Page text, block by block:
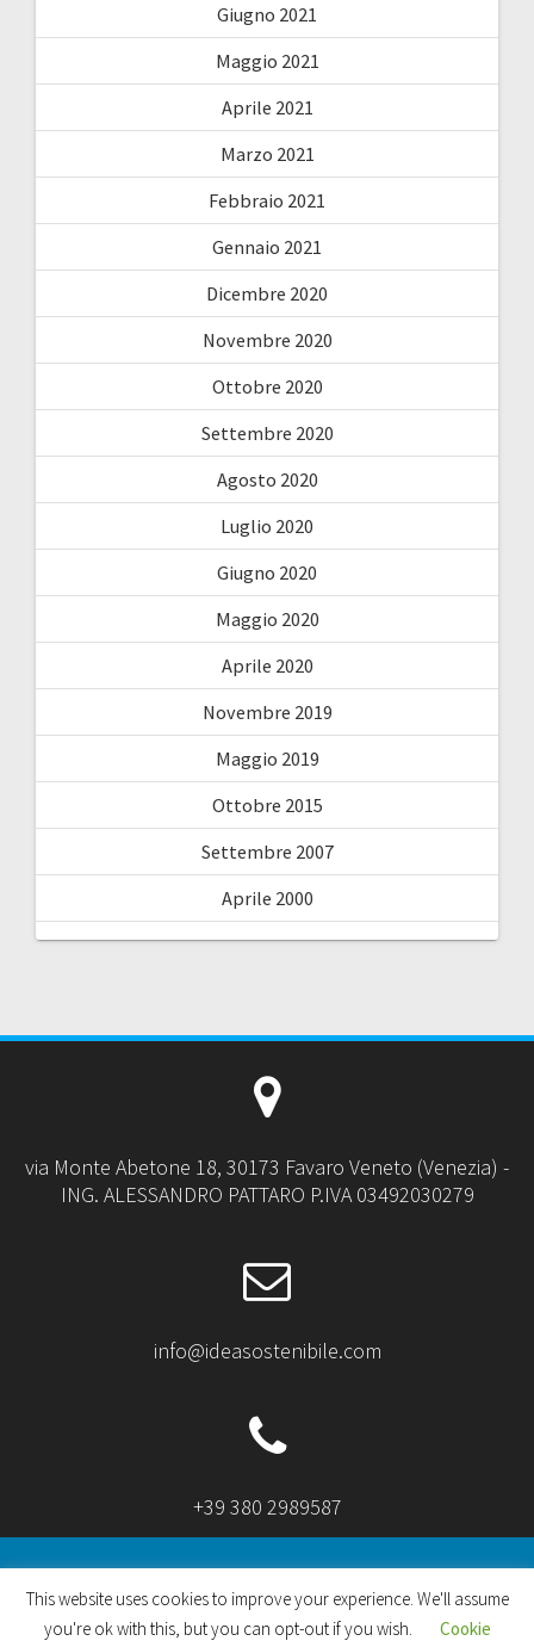
Giugno 2021
Maggio 2021
Aprile 2021
Marzo 2021
Febbraio 2021
Gennaio 2021
Dicembre 2020
Novembre 2020
Ottobre 2020
Settembre 2020
Agosto 2020
Luglio 2020
Giugno 2020
Maggio 2020
Aprile 2020
Novembre 2019
Maggio 2019
Ottobre 2015
Settembre 2007
Aprile 2000
via Monte Abetone 18, 30173 Favaro Veneto (Venezia) -
ING. ALESSANDRO PATTARO P.IVA 03492030279
info@ideasostenibile.com
+39 380 2989587
This website uses cookies to improve your experience. We'll assume
you're ok with this, but you can opt-out if you wish.
Cookie